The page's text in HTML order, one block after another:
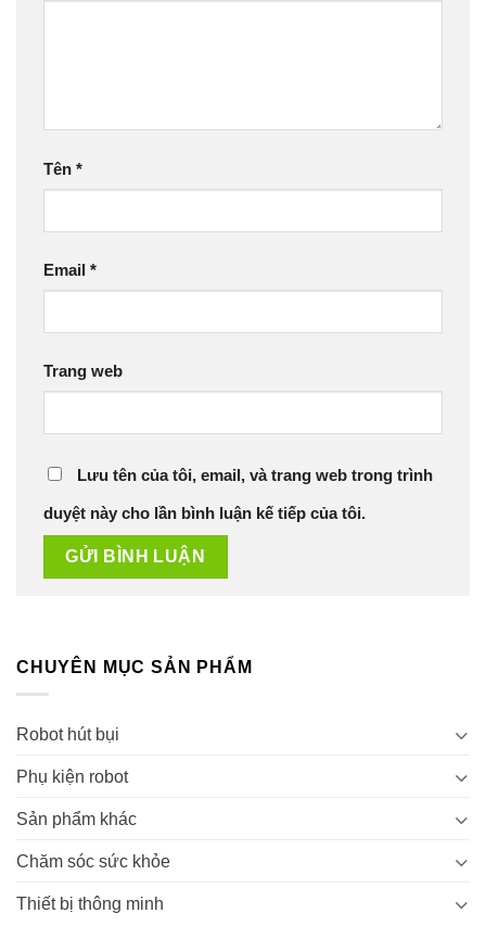
Tên *
Email *
Trang web
Lưu tên của tôi, email, và trang web trong trình
duyệt này cho lần bình luận kế tiếp của tôi.
CHUYÊN MỤC SẢN PHẨM
Robot hút bụi
Phụ kiện robot
Sản phẩm khác
Chăm sóc sức khỏe
Thiết bị thông minh